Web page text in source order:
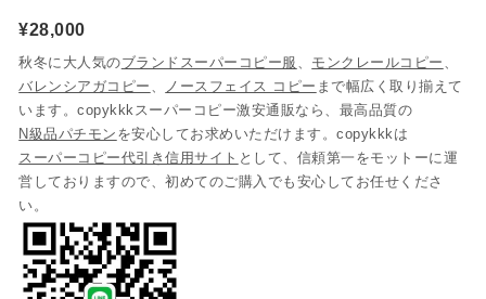
¥28,000
秋冬に大人気のブランドスーパーコピー服 、 モンクレールコピー 、
バレンシアガコピー 、 ノースフェイス コピー まで幅広く取り揃えて
います。copykkkスーパーコピー激安通販なら、最高品質の
N級品パチモン を安心してお求めいただけます。copykkkは
スーパーコピー代引き信用サイト として、信頼第一をモットーに運
営しておりますので、初めてのご購入でも安心してお任せくださ
い。